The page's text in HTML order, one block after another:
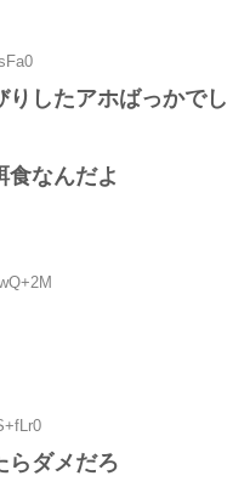
したアホばっかでし
食なんだよ
らダメだろ